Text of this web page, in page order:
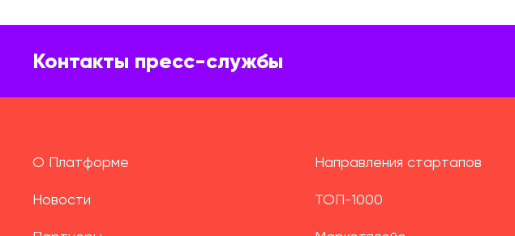
Контакты пресс-службы
О Платформе Направления стартапов
Новости ТОП-1000